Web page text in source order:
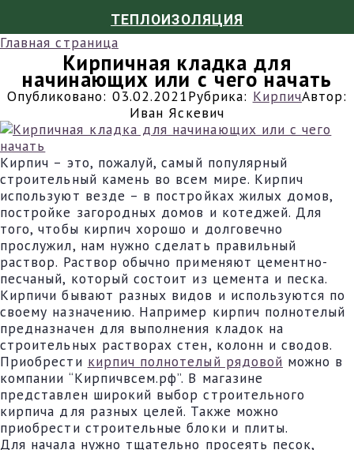
ТЕПЛОИЗОЛЯЦИЯ
Главная страница
Кирпичная кладка для
начинающих или с чего начать
Опубликовано: 03.02.2021Рубрика: КирпичАвтор:
Иван Яскевич
Кирпич – это, пожалуй, самый популярный
строительный камень во всем мире. Кирпич
используют везде – в постройках жилых домов,
постройке загородных домов и котеджей. Для
того, чтобы кирпич хорошо и долговечно
прослужил, нам нужно сделать правильный
раствор. Раствор обычно применяют цементно-
песчаный, который состоит из цемента и песка.
Кирпичи бывают разных видов и используются по
своему назначению. Например кирпич полнотелый
предназначен для выполнения кладок на
строительных растворах стен, колонн и сводов.
Приобрести кирпич полнотелый рядовой можно в
компании “Кирпичвсем.рф”. В магазине
представлен широкий выбор строительного
кирпича для разных целей. Также можно
приобрести строительные блоки и плиты.
Для начала нужно тщательно просеять песок,